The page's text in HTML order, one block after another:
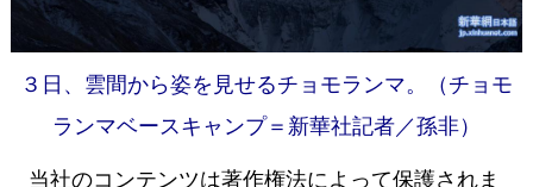
３日、雲間から姿を見せるチョモランマ。（チョモ
ランマベースキャンプ＝新華社記者／孫非）
当社のコンテンツは著作権法によって保護されま